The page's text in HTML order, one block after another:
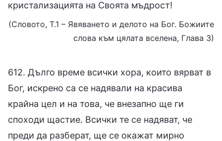
кристализацията на Своята мъдрост!
(Словото, Т.1 – Явяването и делото на Бог. Божиите
слова към цялата вселена, Глава 3)
612. Дълго време всички хора, които вярват в
Бог, искрено са се надявали на красива
крайна цел и на това, че внезапно ще ги
споходи щастие. Всички те се надяват, че
преди да разберат, ще се окажат мирно